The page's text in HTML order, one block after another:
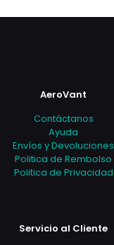
AeroVant
Contáctanos
Ayuda
Envíos y Devoluciones
Politica de Rembolso
Politica de Privacidad
Servicio al Cliente